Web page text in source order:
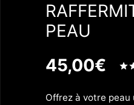
PEAU
45,00€
Offrez à votre peau